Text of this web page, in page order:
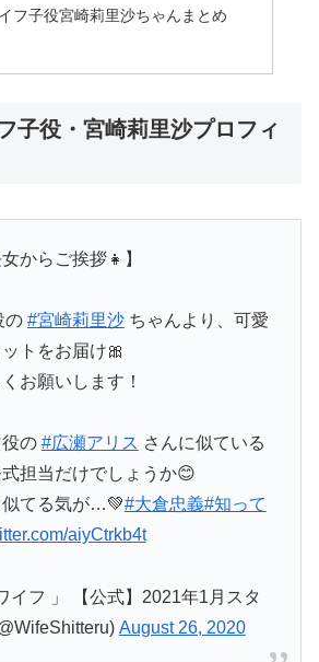
フ子役宮崎莉里沙ちゃんまとめ
子役・宮崎莉里沙プロフィ
からご挨拶👧】
の #宮崎莉里沙ちゃんより、可愛
トをお届け🎀
お願いします！
の #広瀬アリス さんに似ている
担当だけでしょうか😊
似てる気が…💚#大倉忠義#知って
aiyCtrkb4t
フ 」 【公式】2021年1月スタ
August 26, 2020